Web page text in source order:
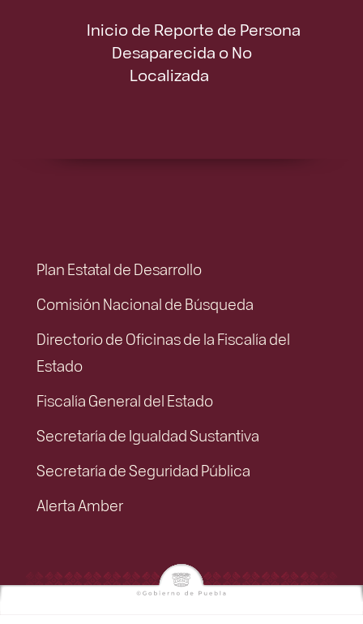
Inicio de Reporte de Persona
Desaparecida o No
Localizada
Plan Estatal de Desarrollo
Comisión Nacional de Búsqueda
Directorio de Oficinas de la Fiscalía del
Estado
Fiscalía General del Estado
Secretaría de Igualdad Sustantiva
Secretaría de Seguridad Pública
Alerta Amber